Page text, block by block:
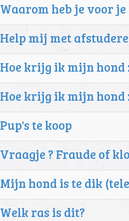
Waarom heb je voor
Help mij met
Hoe krijg ik mijn hond
Hoe krijg ik mijn hond
Pup's te koop
Vraagje ? Fraude of
Mijn hond is te dik
Welk ras is dit?